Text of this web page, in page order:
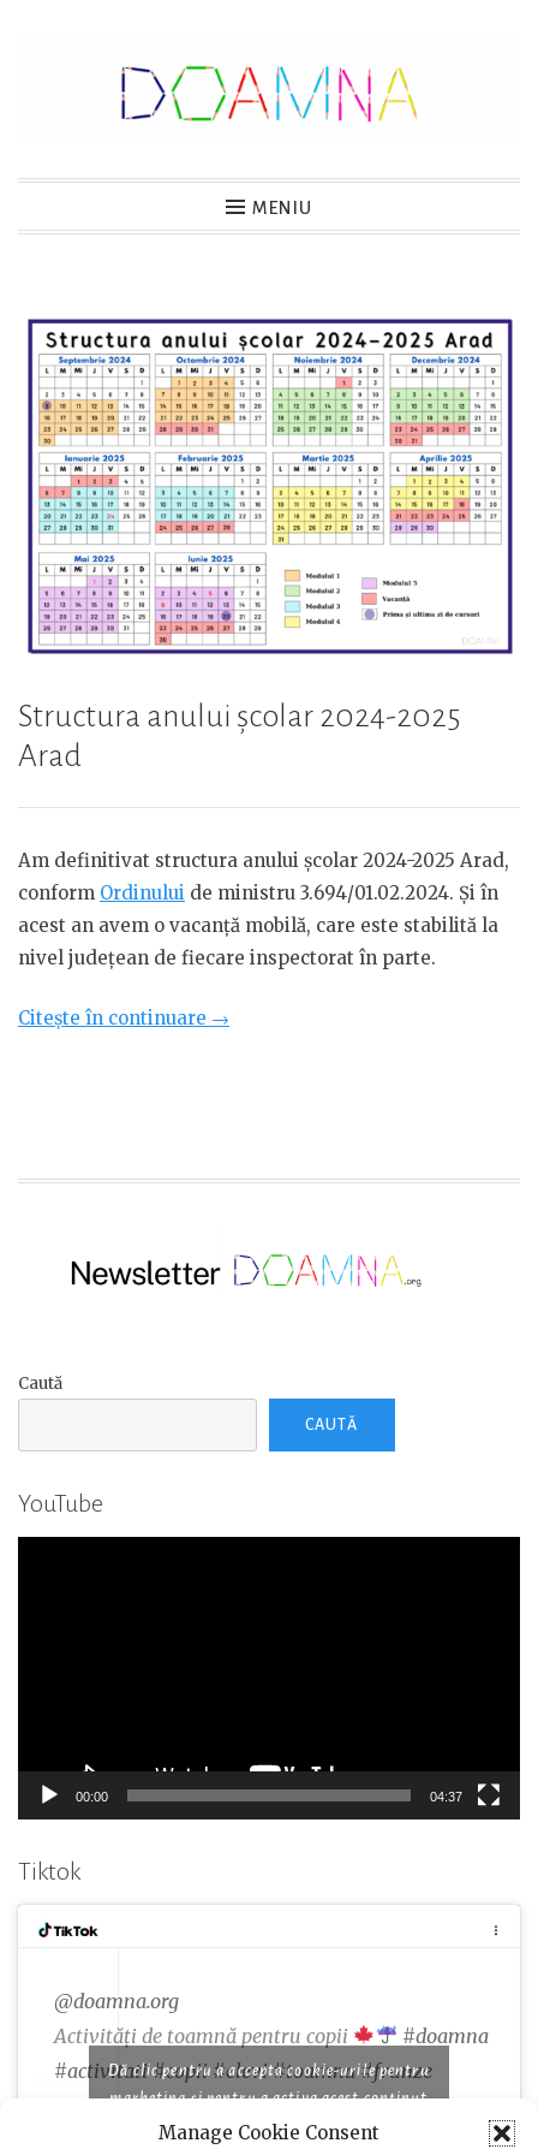
Manage Cookie Consent
DOAMNA MENIU
Structura anului școlar 2024-2025
Arad
Am definitivat structura anului școlar 2024-2025 Arad,
conform Ordinului de ministru 3.694/01.02.2024. Și în
acest an avem o vacanță mobilă, care este stabilită la
nivel județean de fiecare inspectorat în parte.
Citește în continuare „Structura
Arad”
→
Caută
CAUTĂ
YouTube
00:00 04:37
Tiktok
@doamna.org
Activități de toamnă pentru copii
#doamna
#activitati #copii #elevi #toamna #frunze
♬ Famous piano songs for comedy and cooking
Dă clic pentru a accepta cookie-urile pentru
marketing și pentru a activa acest conținut